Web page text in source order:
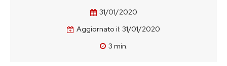
31/01/2020
Aggiornato il: 31/01/2020
3 min.